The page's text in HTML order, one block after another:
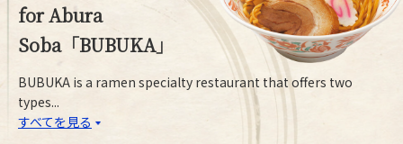
for Abura
Soba「BUBUKA」
BUBUKA is a ramen specialty restaurant that offers two
types...
すべてを見る